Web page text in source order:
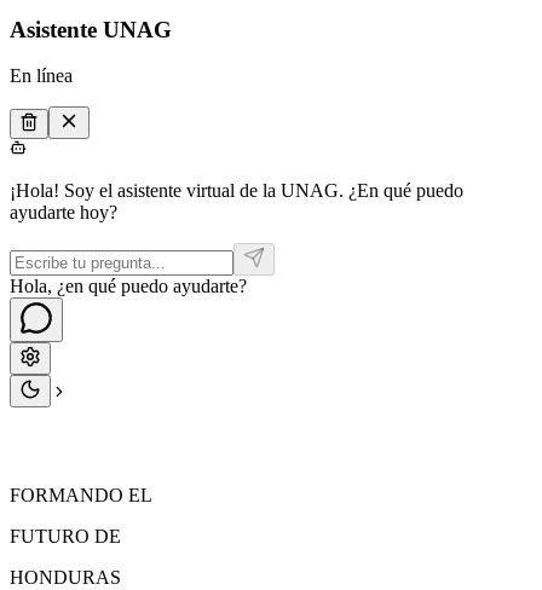
Asistente UNAG
En línea
¡Hola! Soy el asistente virtual de la UNAG. ¿En qué puedo
ayudarte hoy?
Hola, ¿en qué puedo ayudarte?
FORMANDO EL
FUTURO DE
HONDURAS